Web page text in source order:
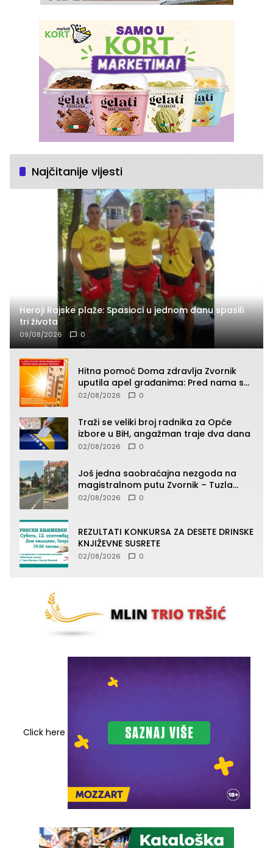
Najčitanije vijesti
Heroji Rajske plaže: Spasioci u jednom danu spasili
tri života
09/08/2026 0
Hitna pomoć Doma zdravlja Zvornik
uputila apel građanima: Pred nama su
temperature do 40°C, oprez zbog
02/08/2026 0
Traži se veliki broj radnika za Opće
izbore u BiH, angažman traje dva dana
02/08/2026 0
Još jedna saobraćajna nezgoda na
magistralnom putu Zvornik – Tuzla
(FOTO)
02/08/2026 0
REZULTATI KONKURSA ZA DESETE DRINSKE
KNJIŽEVNE SUSRETE
02/08/2026 0
Click here